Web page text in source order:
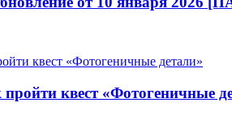
квест «Фотогеничные